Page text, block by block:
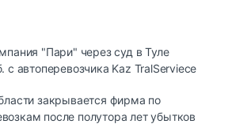
"Пари" через суд в Туле
с автоперевозчика Kaz TralServiece
закрывается фирма по
после полутора лет убытков